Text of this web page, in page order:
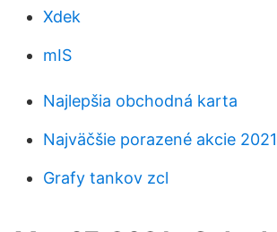
Xdek
mIS
Najlepšia obchodná karta
Najväčšie porazené akcie 2021
Grafy tankov zcl